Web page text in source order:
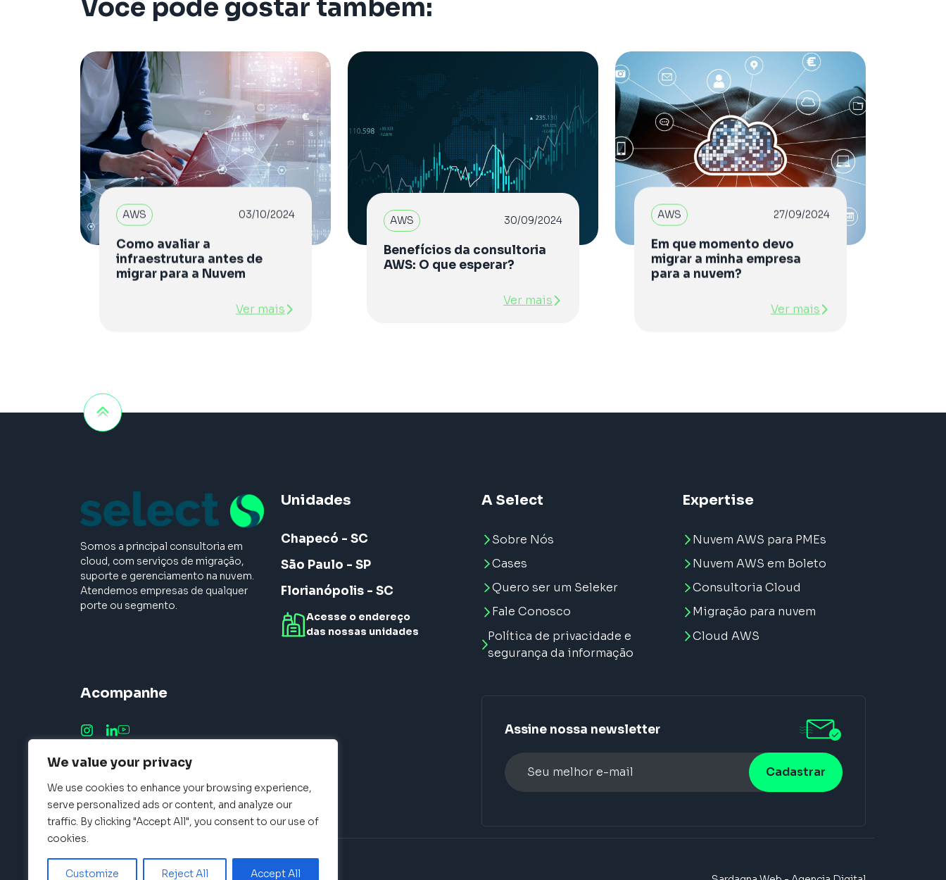
We value your privacy
We use cookies to enhance your browsing experience,
serve personalized ads or content, and analyze our
traffic. By clicking "Accept All", you consent to our use of
cookies.
Customize Reject All Accept All
Você pode gostar também:
AWS 03/10/2024
Como avaliar a
infraestrutura antes de
migrar para a Nuvem
Ver mais
AWS 30/09/2024
Benefícios da consultoria
AWS: O que esperar?
Ver mais
AWS 27/09/2024
Em que momento devo
migrar a minha empresa
para a nuvem?
Ver mais
Somos a principal consultoria em
cloud, com serviços de migração,
suporte e gerenciamento na nuvem.
Atendemos empresas de qualquer
porte ou segmento.
Unidades
Chapecó - SC
São Paulo - SP
Florianópolis - SC
Acesse o endereço
das nossas unidades
A Select
Sobre Nós
Cases
Quero ser um Seleker
Fale Conosco
Política de privacidade e
segurança da informação
Expertise
Nuvem AWS para PMEs
Nuvem AWS em Boleto
Consultoria Cloud
Migração para nuvem
Cloud AWS
Acompanhe
Assine nossa newsletter